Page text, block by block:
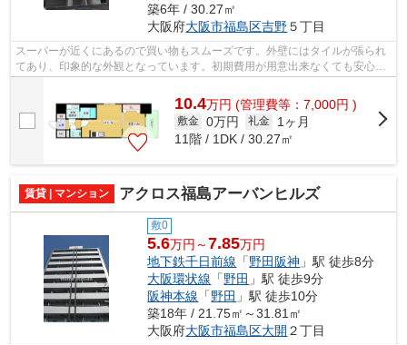
築6年 / 30.27㎡
大阪府大阪市福島区吉野５丁目
スーパーが近くにあるので買い物もスムーズです。外壁にはタイルが張られ
てあり、印象的な外観となっています。初期費用が用意出来なくても安心。
10.4万円 (管理費等：7,000円 )
敷金 0万円 礼金
1ヶ月
11階 / 1DK / 30.27㎡
賃貸 | マンション アクロス福島アーバンヒルズ
敷0
5.6万円～7.85万円
地下鉄千日前線 「野田阪神 」駅 徒歩8分
大阪環状線 「野田 」駅 徒歩9分
阪神本線 「野田 」駅 徒歩10分
築18年 / 21.75㎡～31.81㎡
大阪府大阪市福島区大開 ２丁目